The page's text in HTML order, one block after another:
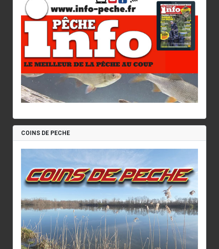
COINS DE PECHE